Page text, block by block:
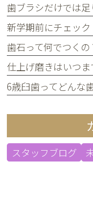
歯石って何でつくの
仕上げ磨きはいつま
6歳臼歯ってどんな
スタッフブログ